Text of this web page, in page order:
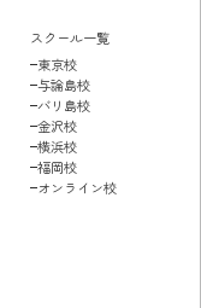
スクール一覧
東京校
与論島校
バリ島校
金沢校
横浜校
福岡校
オンライン校